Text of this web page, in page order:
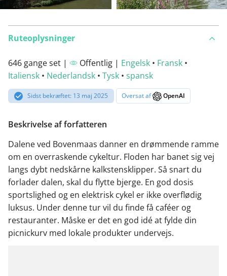
Ruteoplysninger
646 gange set | Offentlig | Engelsk • Fransk •
Italiensk • Nederlandsk • Tysk • spansk
Sidst bekræftet: 13 maj 2025 Oversat af OpenAI
Beskrivelse af forfatteren
Dalene ved Bovenmaas danner en drømmende ramme
om en overraskende cykeltur. Floden har banet sig vej
langs dybt nedskårne kalkstensklipper. Så snart du
forlader dalen, skal du flytte bjerge. En god dosis
sportslighed og en elektrisk cykel er ikke overflødig
luksus. Under denne tur vil du finde få caféer og
restauranter. Måske er det en god idé at fylde din
picnickurv med lokale produkter undervejs.